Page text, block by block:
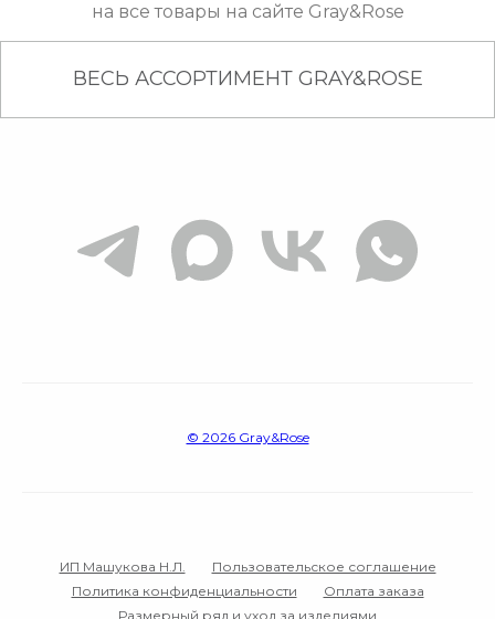
‌на все товары на сайте Gray&Rose
ВЕСЬ АССОРТИМЕНТ GRAY&ROSE
© 2026 Gray&Rose‌
ИП Машукова Н.Л.
Пользовательское соглашение
Политика конфиденциальности
Оплата заказа
Размерный ряд и уход за изделиями